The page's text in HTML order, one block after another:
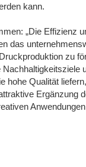
kann.
„Die Effizienz
das
zu
hohe Qualität
Ergänzung